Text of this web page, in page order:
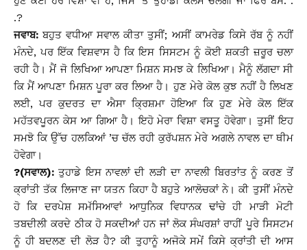
.?
ਜਵਾਬ: ਬਹੁਤ ਵਧੀਆ ਸਵਾਲ ਕੀਤਾ ਤੁਸੀਂ; ਅਸੀਂ ਕਾਮਰੇਡ ਕਿਸੇ ਰੱਬ ਨੂੰ ਨਹੀਂ
ਮੰਨਦੇ, ਪਰ ਇੱਕ ਵਿਸ਼ਵਾਸ ਹੈ ਕਿ ਇਸ ਸਿਸਟਮ ਨੂੰ ਕੋਈ ਸ਼ਕਤੀ ਜ਼ਰੂਰ ਚਲਾ
ਰਹੀ ਹੈ। ਮੈਂ ਜੋ ਲਿਖਿਆ ਆਪਣਾ ਮਿਸ਼ਨ ਸਮਝ ਕੇ ਲਿਖਿਆ। ਮੈਨੂੰ ਲੱਗਦਾ ਸੀ
ਕਿ ਮੈਂ ਆਪਣਾ ਮਿਸ਼ਨ ਪੂਰਾ ਕਰ ਲਿਆ ਹੈ। ਹੁਣ ਮੇਰੇ ਕੋਲ ਕੁਝ ਨਹੀਂ ਹੈ ਲਿਖਣ
ਲਈ, ਪਰ ਕੁਦਰਤ ਦਾ ਐਸਾ ਕ੍ਰਿਸ਼ਮਾ ਹੋਇਆ ਕਿ ਹੁਣ ਮੇਰੇ ਕੋਲ ਇੱਕ
ਮਹੱਤਵਪੂਰਨ ਕੇਸ ਆ ਗਿਆ ਹੈ। ਇਹੋ ਮੇਰਾ ਵਿਸ਼ਾ ਵਸਤੂ ਹੋਵੇਗਾ। ਤੁਸੀਂ ਇਹ
ਸਮਝੋ ਕਿ ਉੱਚ ਹਲਕਿਆਂ ’ਚ ਚੱਲ ਰਹੀ ਕੁਰੱਪਸ਼ਨ ਮੇਰੇ ਅਗਲੇ ਨਾਵਲ ਦਾ ਥੀਮ
ਹੋਵੇਗਾ।
?(ਸਵਾਲ): ਤੁਹਾਡੇ ਇਸ ਨਾਵਲਾਂ ਦੀ ਲੜੀ ਦਾ ਨਾਵਲੀ ਬਿਰਤਾਂਤ ਨੂੰ ਕਰਣ ਤੋਂ
ਕ੍ਰਾਂਤੀ ਤੱਕ ਲਿਜਾਣ ਜਾ ਯਤਨ ਕਿਹਾ ਹੈ ਬਹੁਤੇ ਆਲੋਚਕਾਂ ਨੇ। ਕੀ ਤੁਸੀਂ ਮੰਨਦੇ
ਹੋ ਕਿ ਦਰਪੇਸ਼ ਸਮੱਸਿਆਵਾਂ ਆਧੁਨਿਕ ਵਿਧਾਨਕ ਢਾਂਚੇ ਹੀ ਮਾੜੀ ਮੋਟੀ
ਤਬਦੀਲੀ ਕਰਦੇ ਠੀਕ ਹੋ ਸਕਦੀਆਂ ਹਨ ਜਾਂ ਲੋਕ ਸੰਘਰਸ਼ਾਂ ਰਾਹੀਂ ਪੂਰੇ ਸਿਸਟਮ
ਨੂੰ ਹੀ ਬਦਲਣ ਦੀ ਲੋੜ ਹੈ? ਕੀ ਤੁਹਾਨੂੰ ਅਜੋਕੇ ਸਮੇਂ ਕਿਸੇ ਕ੍ਰਾਂਤੀ ਦੀ ਆਸ